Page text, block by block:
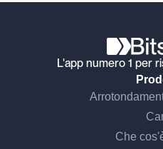
L'app numero 1 per
Che